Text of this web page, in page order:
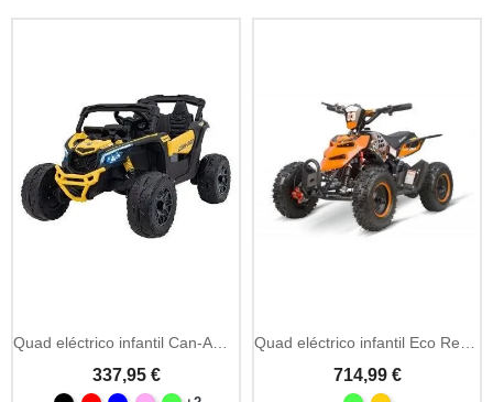
337,95 € 714,99 €